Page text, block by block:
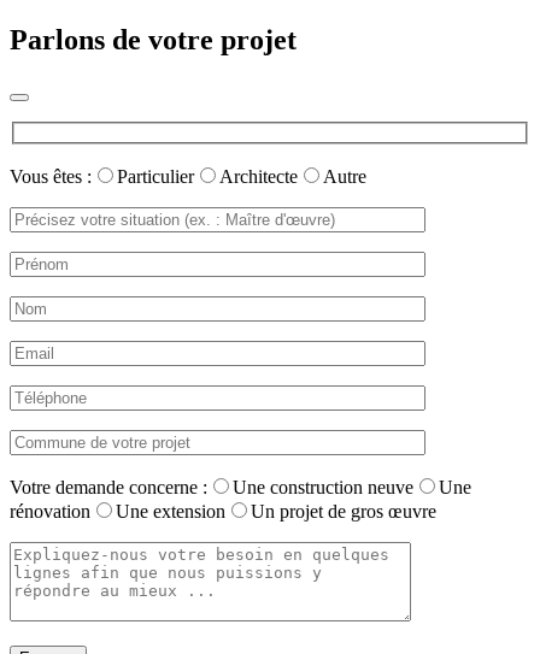
Parlons de votre projet
Vous êtes : Particulier Architecte Autre
Votre demande concerne : Une construction neuve
Une
rénovation
Une extension Un projet de gros œuvre